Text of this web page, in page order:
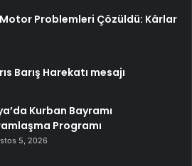
Problemleri Çözüldü: Kârlar
Barış Harekatı mesajı
Kurban Bayramı
Programı
5, 2026